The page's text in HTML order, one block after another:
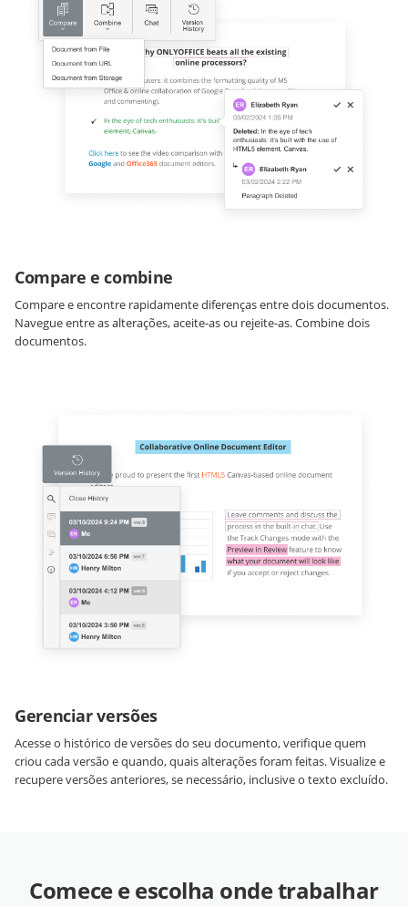
Compare e combine
Compare e encontre rapidamente diferenças entre dois documentos.
Navegue entre as alterações, aceite-as ou rejeite-as. Combine dois
documentos.
Gerenciar versões
Acesse o histórico de versões do seu documento, verifique quem
criou cada versão e quando, quais alterações foram feitas. Visualize e
recupere versões anteriores, se necessário, inclusive o texto excluído.
Comece e escolha onde trabalhar